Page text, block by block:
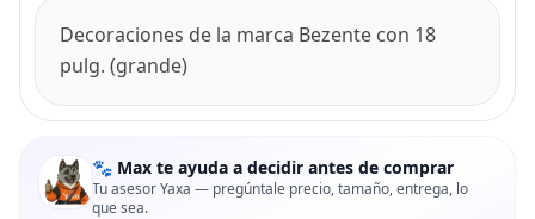
Decoraciones de la marca Bezente con 18
pulg. (grande)
🐾 Max te ayuda a decidir antes de comprar
Tu asesor Yaxa — pregúntale precio, tamaño, entrega, lo
que sea.